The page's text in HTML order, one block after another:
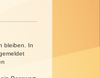
bleiben. In